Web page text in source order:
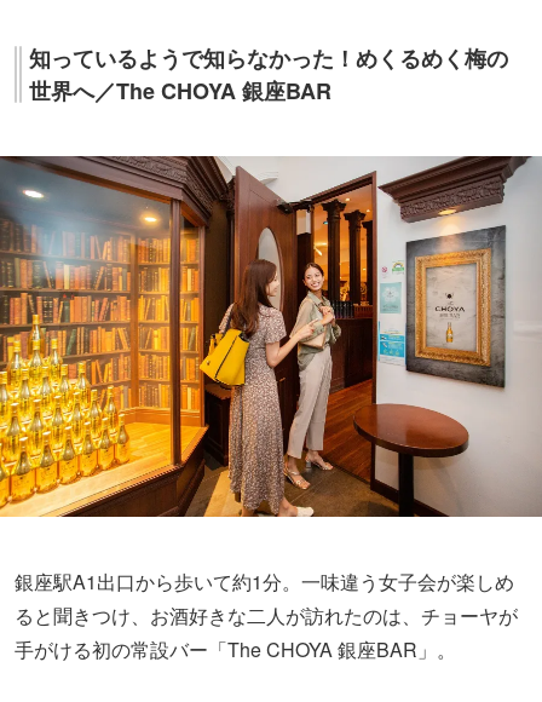
知っているようで知らなかった！めくるめく梅の
世界へ／The CHOYA 銀座BAR
銀座駅A1出口から歩いて約1分。一味違う女子会が楽しめ
ると聞きつけ、お酒好きな二人が訪れたのは、チョーヤが
手がける初の常設バー「The CHOYA 銀座BAR」。